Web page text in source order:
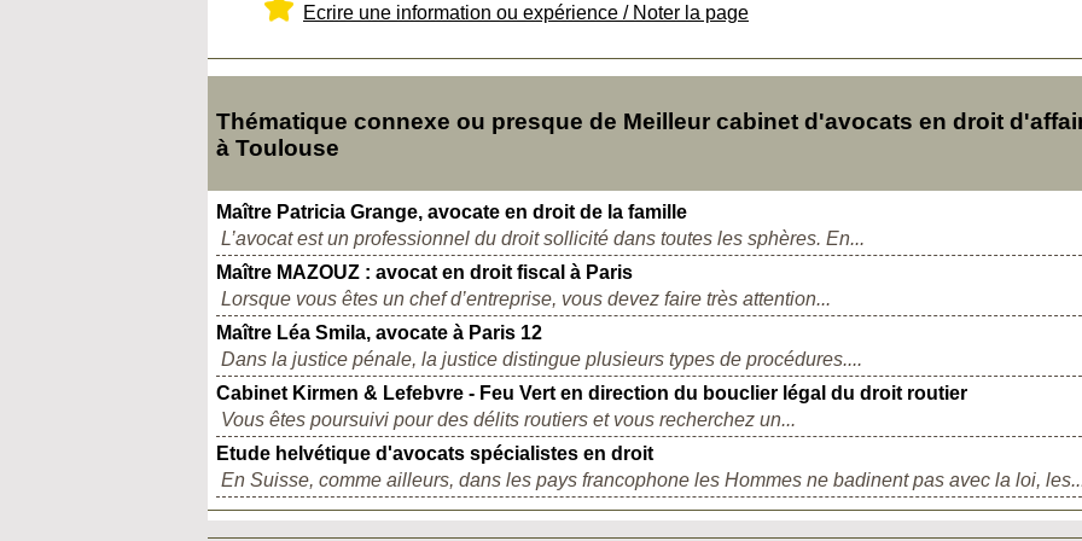
Ecrire une information ou expérience / Noter la page
Thématique connexe ou presque de Meilleur cabinet d'avocats en droit
à Toulouse
Maître Patricia Grange, avocate en droit de la famille
L’avocat est un professionnel du droit sollicité dans toutes les sphères. En...
Maître MAZOUZ : avocat en droit fiscal à Paris
Lorsque vous êtes un chef d’entreprise, vous devez faire très attention...
Maître Léa Smila, avocate à Paris 12
Dans la justice pénale, la justice distingue plusieurs types de procédures....
Cabinet Kirmen & Lefebvre - Feu Vert en direction du bouclier légal du droit routier
Vous êtes poursuivi pour des délits routiers et vous recherchez un...
Etude helvétique d'avocats spécialistes en droit
En Suisse, comme ailleurs, dans les pays francophone les Hommes ne badinent pas avec la loi,